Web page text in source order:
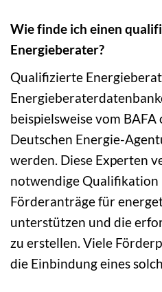
Wie finde ich einen
Energieberater?
Qualifizierte
beispielsweise vom
Deutschen Energie-
werden. Diese Experten
notwendige Qualifikation
Förderanträge für
unterstützen und die
zu erstellen. Viele
die Einbindung eines